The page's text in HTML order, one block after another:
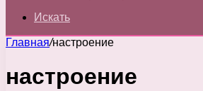
Искать
Главная/настроение
настроение